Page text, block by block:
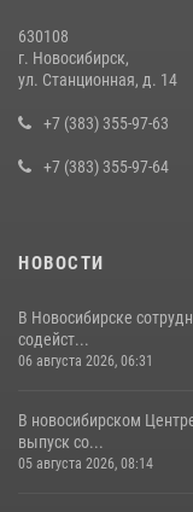
За серию краж
10 июля 2026, 04:33
630108
г. Новосибирск,
ул. Станционная, д. 14
+7 (383) 355-97-63
+7 (383) 355-97-64
НОВОСТИ
В Новосибирске
содейст...
06 августа 2026, 06:31
В новосибирском
выпуск со...
05 августа 2026, 08:14